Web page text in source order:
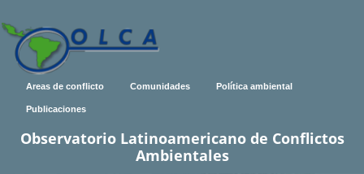
Areas de conflicto Comunidades Política ambiental
Publicaciones
Observatorio Latinoamericano de Conflictos
Ambientales